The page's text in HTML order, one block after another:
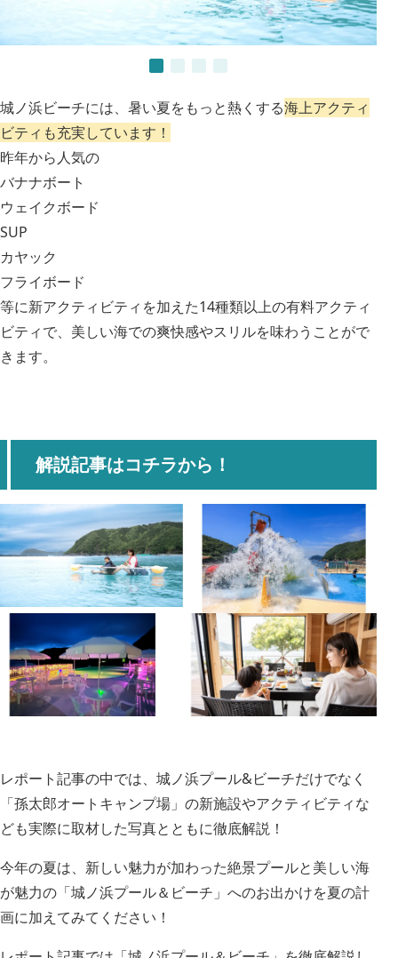
城ノ浜ビーチには、暑い夏をもっと熱くする海上アクティ
ビティも充実しています！
昨年から人気の
バナナボート
ウェイクボード
SUP
カヤック
フライボード
等に新アクティビティを加えた14種類以上の有料アクティ
ビティで、美しい海での爽快感やスリルを味わうことがで
きます。
解説記事はコチラから！
レポート記事の中では、城ノ浜プール&ビーチだけでなく
「孫太郎オートキャンプ場」の新施設やアクティビティな
ども実際に取材した写真とともに徹底解説！
今年の夏は、新しい魅力が加わった絶景プールと美しい海
が魅力の「城ノ浜プール＆ビーチ」へのお出かけを夏の計
画に加えてみてください！